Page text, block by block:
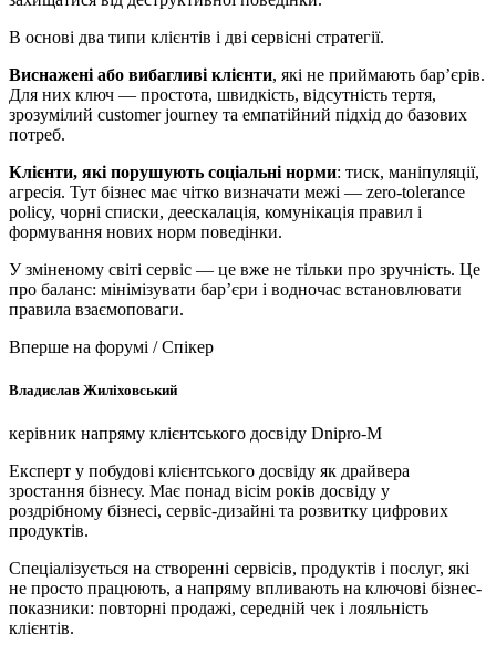
В основі два типи клієнтів і дві сервісні стратегії.
Виснажені або вибагливі клієнти, які не приймають бар’єрів.
Для них ключ — простота, швидкість, відсутність тертя,
зрозумілий customer journey та емпатійний підхід до базових
потреб.
Клієнти, які порушують соціальні норми: тиск, маніпуляції,
агресія. Тут бізнес має чітко визначати межі — zero-tolerance
policy, чорні списки, деескалація, комунікація правил і
формування нових норм поведінки.
У зміненому світі сервіс — це вже не тільки про зручність. Це
про баланс: мінімізувати бар’єри і водночас встановлювати
правила взаємоповаги.
Вперше на форумі / Спікер
Владислав Жиліховський
керівник напряму клієнтського досвіду Dnipro-M
Експерт у побудові клієнтського досвіду як драйвера
зростання бізнесу. Має понад вісім років досвіду у
роздрібному бізнесі, сервіс-дизайні та розвитку цифрових
продуктів.
Спеціалізується на створенні сервісів, продуктів і послуг, які
не просто працюють, а напряму впливають на ключові бізнес-
показники: повторні продажі, середній чек і лояльність
клієнтів.